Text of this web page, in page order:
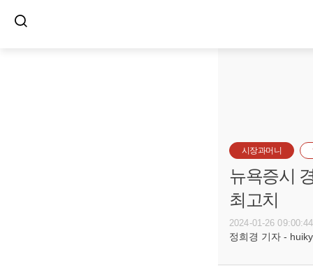
시장과머니
뉴욕증시
최고치
2024-01-26 09:00:44
정희경 기자 -